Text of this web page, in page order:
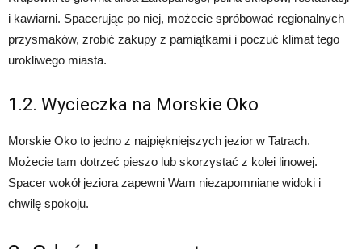
i kawiarni. Spacerując po niej, możecie spróbować regionalnych
przysmaków, zrobić zakupy z pamiątkami i poczuć klimat tego
urokliwego miasta.
1.2. Wycieczka na Morskie Oko
Morskie Oko to jedno z najpiękniejszych jezior w Tatrach.
Możecie tam dotrzeć pieszo lub skorzystać z kolei linowej.
Spacer wokół jeziora zapewni Wam niezapomniane widoki i
chwilę spokoju.